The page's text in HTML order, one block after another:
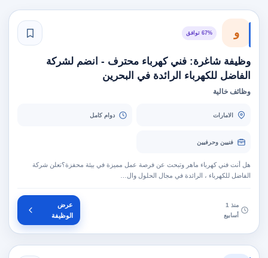
و 67% توافق
وظيفة شاغرة: فني كهرباء محترف - انضم لشركة
الفاضل للكهرباء الرائدة في البحرين
وظائف خالية
الامارات دوام كامل
فنيين وحرفيين
هل أنت فني كهرباء ماهر وتبحث عن فرصة عمل مميزة في بيئة محفزة؟تعلن شركة
الفاضل للكهرباء ، الرائدة في مجال الحلول وال…
منذ 1
أسابيع
عرض
الوظيفة